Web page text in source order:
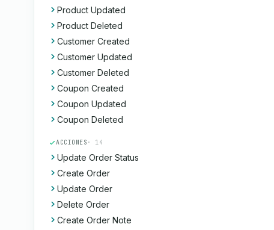
Product Updated
Product Deleted
Customer Created
Customer Updated
Customer Deleted
Coupon Created
Coupon Updated
Coupon Deleted
ACCIONES · 14
Update Order Status
Create Order
Update Order
Delete Order
Create Order Note